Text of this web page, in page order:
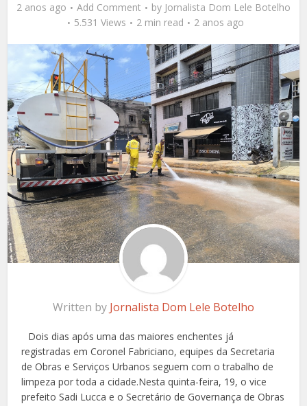
2 anos ago Add Comment by Jornalista Dom Lele Botelho
5.531 Views
2 min read 2 anos ago
Written by Jornalista Dom Lele Botelho
Dois dias após uma das maiores enchentes já
registradas em Coronel Fabriciano, equipes da Secretaria
de Obras e Serviços Urbanos seguem com o trabalho de
limpeza por toda a cidade.Nesta quinta-feira, 19, o vice
prefeito Sadi Lucca e o Secretário de Governança de Obras